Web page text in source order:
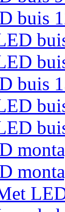
buis
buis